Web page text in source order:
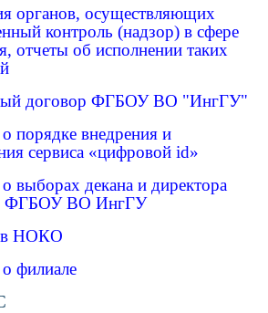
органов, осуществляющих
контроль (надзор) в сфере
отчеты об исполнении таких
договор ФГБОУ ВО "ИнгГУ"
порядке внедрения и
сервиса «цифровой id»
выборах декана и директора
в ФГБОУ ВО ИнгГУ
в НОКО
филиале